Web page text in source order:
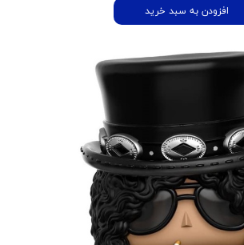
افزودن به سبد خرید